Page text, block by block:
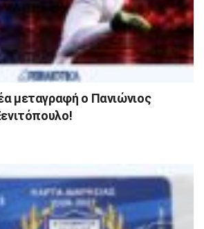
μεταγραφή ο Πανιώνιος